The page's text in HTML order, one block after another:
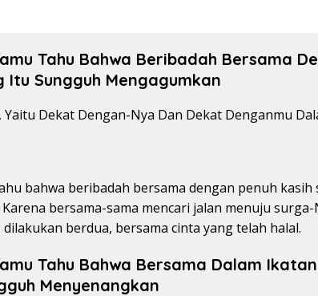
Tahu Bahwa Beribadah Bersama
Itu Sungguh Mengagumkan
bahwa beribadah bersama dengan penuh kasih
bersama-sama mencari jalan menuju
berdua, bersama cinta yang telah halal.
Tahu Bahwa Bersama Dalam
Menyenangkan